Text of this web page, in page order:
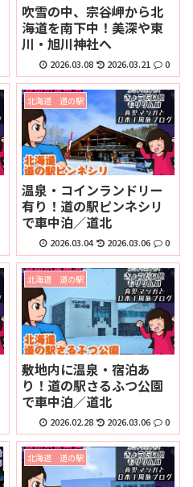
吹雪の中、宗谷岬から北
海道を南下中！美深や東
川・旭川神社へ
2026.03.08 2026.03.21 0
北海道 道の駅
温泉・コインランドリー
有り！道の駅ピンネシリ
で車中泊／道北
2026.03.04 2026.03.06 0
北海道 道の駅
敷地内に温泉・宿泊あ
り！道の駅さるふつ公園
で車中泊／道北
2026.02.28 2026.03.06 0
北海道 道の駅